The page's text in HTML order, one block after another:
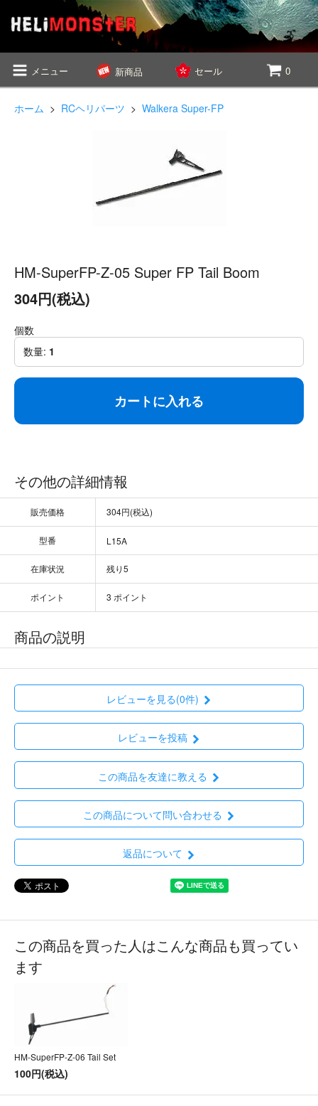
メニュー 新商品 セール 0
ホーム > RCヘリパーツ > Walkera Super-FP
HM-SuperFP-Z-05 Super FP Tail Boom
304円(税込)
個数
数量: 1
カートに入れる
その他の詳細情報
販売価格 304円(税込)
型番 L15A
在庫状況 残り5
ポイント 3 ポイント
商品の説明
レビューを見る(0件)
レビューを投稿
この商品を友達に教える
この商品について問い合わせる
返品について
この商品を買った人はこんな商品も買ってい
ます
HM-SuperFP-Z-06 Tail Set
100円(税込)